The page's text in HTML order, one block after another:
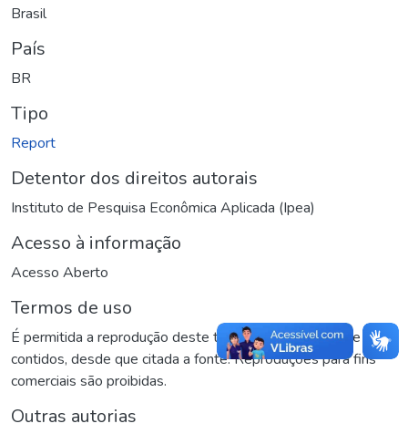
Brasil
País
BR
Tipo
Report
Detentor dos direitos autorais
Instituto de Pesquisa Econômica Aplicada (Ipea)
Acesso à informação
Acesso Aberto
Termos de uso
É permitida a reprodução deste texto e dos dados nele
contidos, desde que citada a fonte. Reproduções para fins
comerciais são proibidas.
Outras autorias